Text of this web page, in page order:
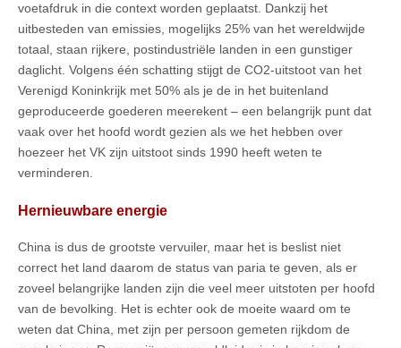
voetafdruk in die context worden geplaatst. Dankzij het
uitbesteden van emissies, mogelijks 25% van het wereldwijde
totaal, staan rijkere, postindustriële landen in een gunstiger
daglicht. Volgens één schatting stijgt de CO2-uitstoot van het
Verenigd Koninkrijk met 50% als je de in het buitenland
geproduceerde goederen meerekent – een belangrijk punt dat
vaak over het hoofd wordt gezien als we het hebben over
hoezeer het VK zijn uitstoot sinds 1990 heeft weten te
verminderen.
Hernieuwbare energie
China is dus de grootste vervuiler, maar het is beslist niet
correct het land daarom de status van paria te geven, als er
zoveel belangrijke landen zijn die veel meer uitstoten per hoofd
van de bevolking. Het is echter ook de moeite waard om te
weten dat China, met zijn per persoon gemeten rijkdom de